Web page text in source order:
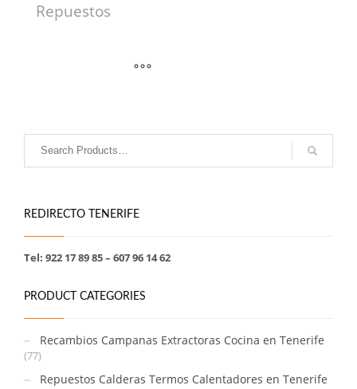
Repuestos
REDIRECTO TENERIFE
Tel: 922 17 89 85 – 607 96 14 62
PRODUCT CATEGORIES
Recambios Campanas Extractoras Cocina en Tenerife
(77)
Repuestos Calderas Termos Calentadores en Tenerife